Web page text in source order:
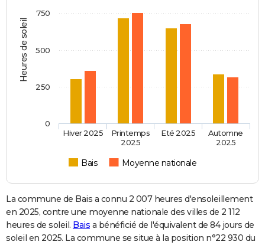
Heures de soleil
Bais Moyenne nationale
Hiver 2025
Printemps
2025
Eté 2025
Automne
2025
0
250
500
750
La commune de Bais a connu 2 007 heures d'ensoleillement
en 2025, contre une moyenne nationale des villes de 2 112
heures de soleil. Bais a bénéficié de l'équivalent de 84 jours de
soleil en 2025. La commune se situe à la position n°22 930 du